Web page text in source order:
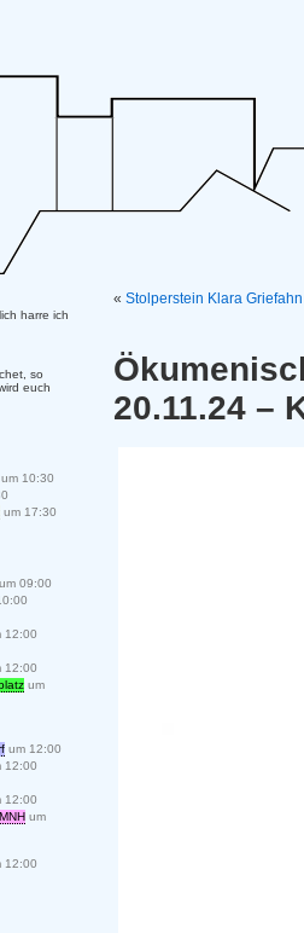
« Stolperstein Klara
20.11.24 –
harre ich
so
euch
um 10:30
um 17:30
um 09:00
12:00
12:00
um
um 12:00
12:00
12:00
um
12:00